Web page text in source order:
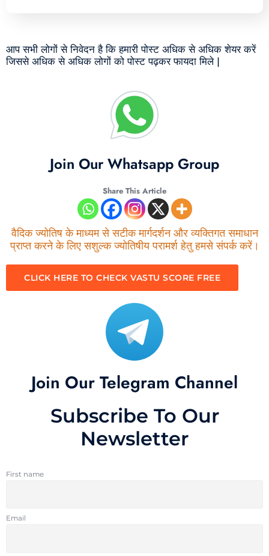
आप सभी लोगों से निवेदन है कि हमारी पोस्ट अधिक से अधिक शेयर करें
जिससे अधिक से अधिक लोगों को पोस्ट पढ़कर फायदा मिले |
Join Our Whatsapp Group
Share This Article
वैदिक ज्योतिष के माध्यम से सटीक मार्गदर्शन और व्यक्तिगत समाधान
प्राप्त करने के लिए सशुल्क ज्योतिषीय परामर्श हेतु हमसे संपर्क करें।
CLICK HERE TO CHECK VASTU SCORE FREE
Join Our Telegram Channel
Subscribe To Our
Newsletter
First name
Email